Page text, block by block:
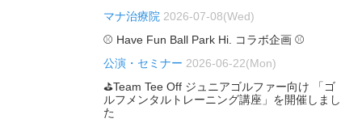
マナ治療院 2026-07-08(Wed)
⚾ Have Fun Ball Park Hi. コラボ企画 ⚾
公演・セミナー 2026-06-22(Mon)
⛳Team Tee Off ジュニアゴルファー向け 「ゴ
ルフメンタルトレーニング講座」を開催しまし
た